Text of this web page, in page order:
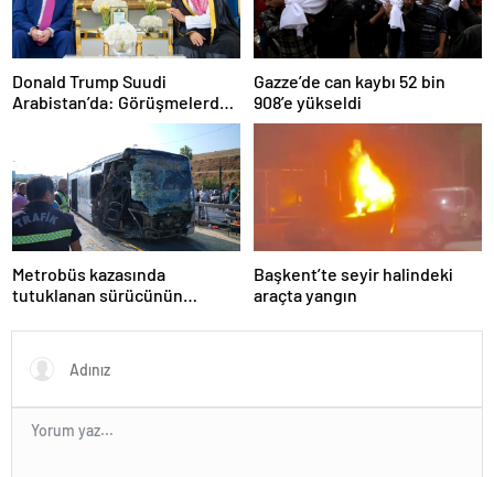
Donald Trump Suudi
Arabistan’da: Görüşmelerde
Gazze’de can kaybı 52 bin
908’e yükseldi
Metrobüs kazasında
tutuklanan sürücünün
Başkent’te seyir halindeki
araçta yangın